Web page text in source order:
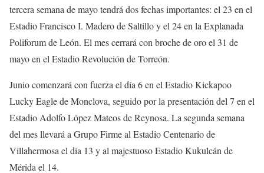
tercera semana de mayo tendrá dos fechas importantes: el 23 en el
Estadio Francisco I. Madero de Saltillo y el 24 en la Explanada
Poliforum de León. El mes cerrará con broche de oro el 31 de
mayo en el Estadio Revolución de Torreón.
Junio comenzará con fuerza el día 6 en el Estadio Kickapoo
Lucky Eagle de Monclova, seguido por la presentación del 7 en el
Estadio Adolfo López Mateos de Reynosa. La segunda semana
del mes llevará a Grupo Firme al Estadio Centenario de
Villahermosa el día 13 y al majestuoso Estadio Kukulcán de
Mérida el 14.